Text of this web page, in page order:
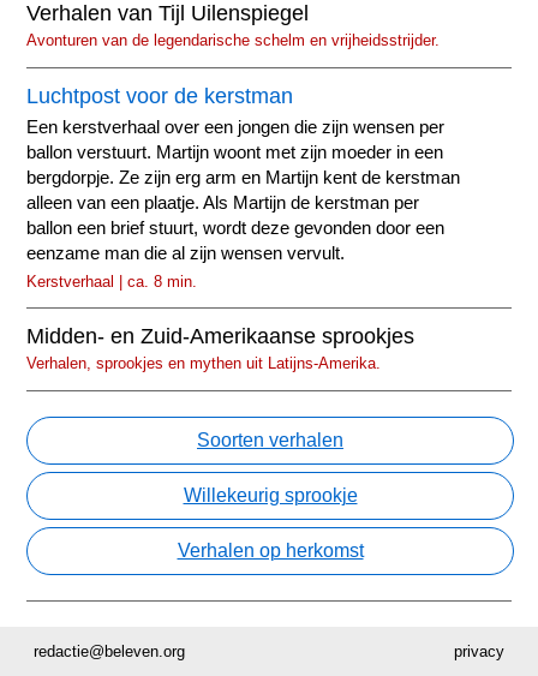
Verhalen van Tijl Uilenspiegel
Avonturen van de legendarische schelm en vrijheidsstrijder.
Luchtpost voor de kerstman
Een kerstverhaal over een jongen die zijn wensen per
ballon verstuurt. Martijn woont met zijn moeder in een
bergdorpje. Ze zijn erg arm en Martijn kent de kerstman
alleen van een plaatje. Als Martijn de kerstman per
ballon een brief stuurt, wordt deze gevonden door een
eenzame man die al zijn wensen vervult.
Kerstverhaal | ca. 8 min.
Midden- en Zuid-Amerikaanse sprookjes
Verhalen, sprookjes en mythen uit Latijns-Amerika.
Soorten verhalen
Willekeurig sprookje
Verhalen op herkomst
privacy
redactie@beleven.org